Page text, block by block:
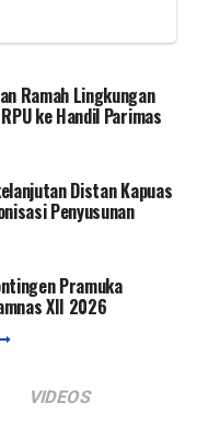
0
X 0
0
X 0
Ramah Lingkungan
ke Handil Parimas
Distan Kapuas
Penyusunan
Pramuka
XII 2026
VIDEOS